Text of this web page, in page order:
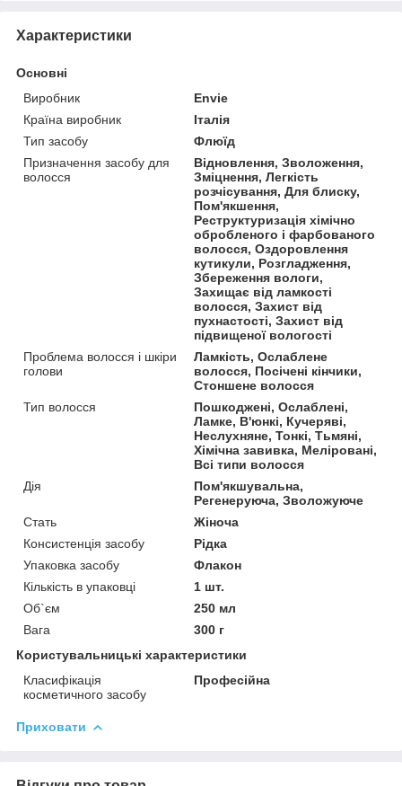
Характеристики
Основні
Виробник
Envie
Країна виробник
Італія
Тип засобу
Флюїд
Призначення засобу для
волосся
Відновлення, Зволоження,
Зміцнення, Легкість
розчісування, Для блиску,
Пом'якшення,
Реструктуризація хімічно
обробленого і фарбованого
волосся, Оздоровлення
кутикули, Розгладження,
Збереження вологи,
Захищає від ламкості
волосся, Захист від
пухнастості, Захист від
підвищеної вологості
Проблема волосся і шкіри
голови
Ламкість, Ослаблене
волосся, Посічені кінчики,
Стоншене волосся
Тип волосся
Пошкоджені, Ослаблені,
Ламке, В'юнкі, Кучеряві,
Неслухняне, Тонкі, Тьмяні,
Хімічна завивка, Меліровані,
Всі типи волосся
Дія
Пом'якшувальна,
Регенеруюча, Зволожуюче
Стать
Жіноча
Консистенція засобу
Рідка
Упаковка засобу
Флакон
Кількість в упаковці
1 шт.
Об`єм
250 мл
Вага
300 г
Користувальницькі характеристики
Класифікація
косметичного засобу
Професійна
Приховати